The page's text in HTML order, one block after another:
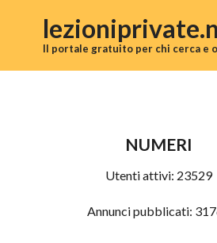
Il portale gratuito per chi cerca e
NUMERI
Utenti attivi: 23529
Annunci pubblicati: